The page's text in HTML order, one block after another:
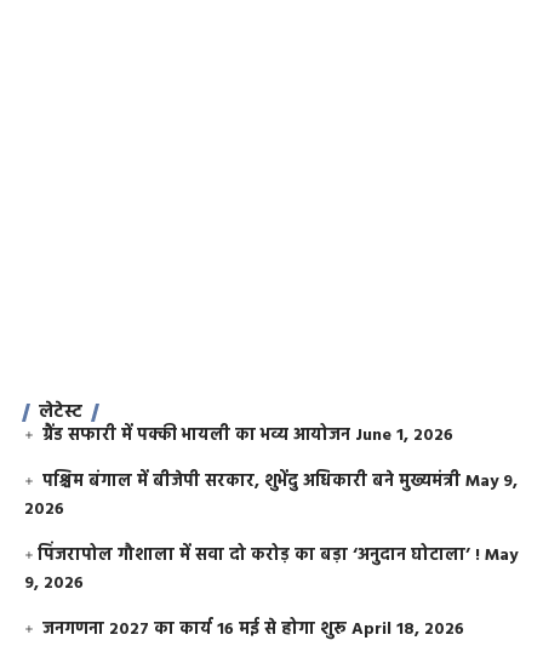
लेटेस्ट
ग्रैंड सफारी में पक्की भायली का भव्य आयोजन June 1, 2026
पश्चिम बंगाल में बीजेपी सरकार, शुभेंदु अधिकारी बने मुख्यमंत्रीMay 9,
2026
​पिंजरापोल गौशाला में सवा दो करोड़ का बड़ा ‘अनुदान घोटाला’ !May
9, 2026
जनगणना 2027 का कार्य 16 मई से होगा शुरूApril 18, 2026